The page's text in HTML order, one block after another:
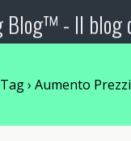
Tag › Aumento Prezzi